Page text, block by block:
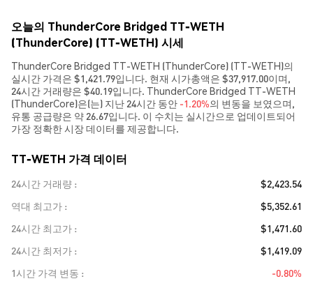
오늘의 ThunderCore Bridged TT-WETH
(ThunderCore) (TT-WETH) 시세
ThunderCore Bridged TT-WETH (ThunderCore) (TT-WETH)의
실시간 가격은 $1,421.79입니다. 현재 시가총액은 $37,917.00이며,
24시간 거래량은 $40.19입니다. ThunderCore Bridged TT-WETH
(ThunderCore)은(는) 지난 24시간 동안 -1.20%의 변동을 보였으며,
유통 공급량은 약 26.67입니다. 이 수치는 실시간으로 업데이트되어
가장 정확한 시장 데이터를 제공합니다.
TT-WETH 가격 데이터
24시간 거래량
$2,423.54
역대 최고가
$5,352.61
24시간 최고가
$1,471.60
24시간 최저가
$1,419.09
1시간 가격 변동
-0.80%